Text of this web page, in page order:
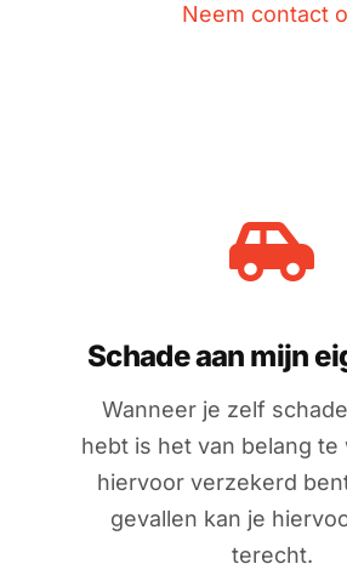
Neem contact
Schade aan mijn
Wanneer je zelf
hebt is het van belang
hiervoor verzekerd
gevallen kan je
terecht.